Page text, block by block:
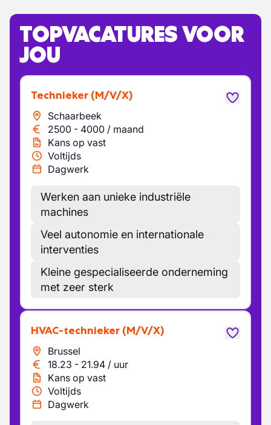
TOPVACATURES VOOR
JOU
Technieker (M/V/X)
Schaarbeek
2500 - 4000 / maand
Kans op vast
Voltijds
Dagwerk
Werken aan unieke industriële
machines
Veel autonomie en internationale
interventies
Kleine gespecialiseerde onderneming
met zeer sterk
HVAC-technieker (M/V/X)
Brussel
18.23 - 21.94 / uur
Kans op vast
Voltijds
Dagwerk